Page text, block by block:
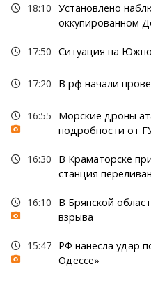
18:10 Установлено
оккупированном
17:50 Ситуация на
17:20 В рф начали
16:55
Морские дроны
подробности от
16:30
В Краматорске
станция
16:10
В Брянской
взрыва
15:47 РФ нанесла удар
Одессе»